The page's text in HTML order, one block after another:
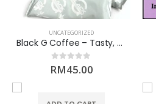
UNCATEGORIZED
Black G Coffee – Tasty, Delicious & Refreshing
0out of 5
RM45.00